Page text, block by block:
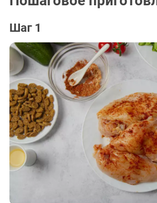
Шаг 1